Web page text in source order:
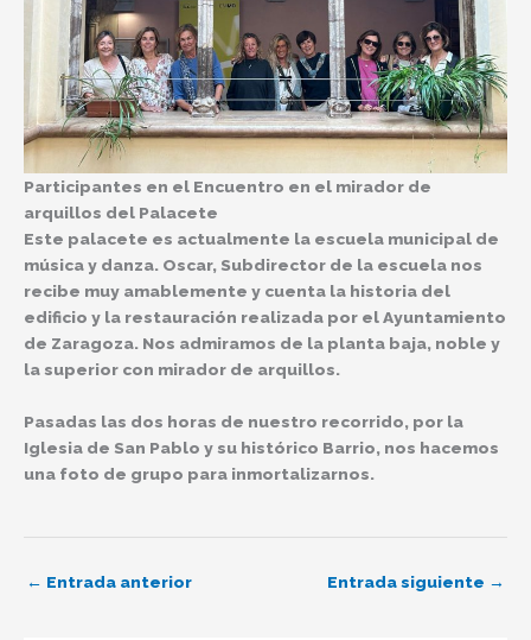
Participantes en el Encuentro en el mirador de
arquillos del Palacete
Este palacete es actualmente la escuela municipal de
música y danza. Oscar, Subdirector de la escuela nos
recibe muy amablemente y cuenta la historia del
edificio y la restauración realizada por el Ayuntamiento
de Zaragoza. Nos admiramos de la planta baja, noble y
la superior con mirador de arquillos.
Pasadas las dos horas de nuestro recorrido, por la
Iglesia de San Pablo y su histórico Barrio, nos hacemos
una foto de grupo para inmortalizarnos.
← Entrada anterior Entrada siguiente →